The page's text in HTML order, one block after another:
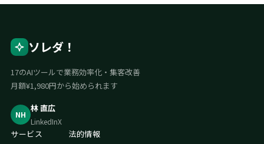
ソレダ！
17のAIツールで業務効率化・集客改善
月額¥1,980円から始められます
NH
林 直広
LinkedInX
サービス 法的情報